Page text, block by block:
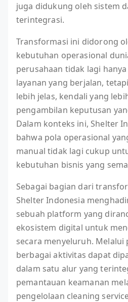
juga didukung oleh sistem
terintegrasi.
Transformasi ini didorong
kebutuhan operasional
perusahaan tidak lagi
layanan yang berjalan,
lebih jelas, kendali yang
pengambilan keputusan
Dalam konteks ini, Shelter
bahwa pola operasional
manual tidak lagi cukup
kebutuhan bisnis yang
Sebagai bagian dari
Shelter Indonesia
sebuah platform yang
ekosistem digital untuk
secara menyeluruh.
berbagai aktivitas dapat
dalam satu alur yang
pemantauan keamanan
pengelolaan cleaning